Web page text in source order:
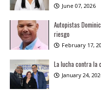
June 07, 2026
Autopistas
riesgo
February 17,
La lucha contra la
January 24,